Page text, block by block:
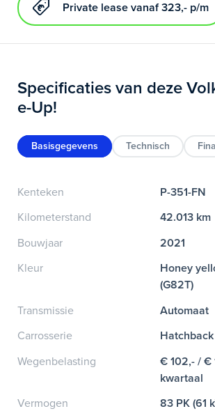
Private lease vanaf 323,- p/m
Specificaties van deze
e-Up!
Basisgegevens Technisch
Kenteken
P-351-FN
Kilometerstand
42.013 km
Bouwjaar
2021
Kleur
Honey
(G82T)
Transmissie
Automaat
Carrosserie
Hatchback
Wegenbelasting
€ 102,- / €
kwartaal
Vermogen
83 PK (61